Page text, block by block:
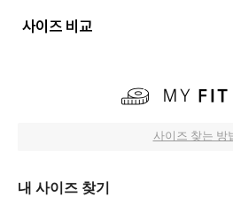
사이즈 비교